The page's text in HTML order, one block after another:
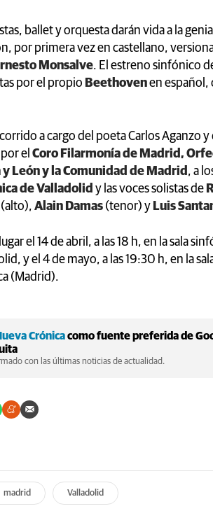
ballet y orquesta darán vida a la
por primera vez en castellano,
Monsalve. El estreno sinfónico
por el propio Beethovenen español,
a cargo del poeta Carlos Aganzo
el Coro Filarmonía de Madrid,
León y la Comunidad de Madrid , a
de Valladolid y las voces solistas de
(alto), Alain Damas (tenor) y Luis
el 14 de abril, a las 18 h, en la sala
y el 4 de mayo, a las 19:30 h, en la
(Madrid).
Crónicacomo fuente preferida de
con las últimas noticias de actualidad.
madrid Valladolid